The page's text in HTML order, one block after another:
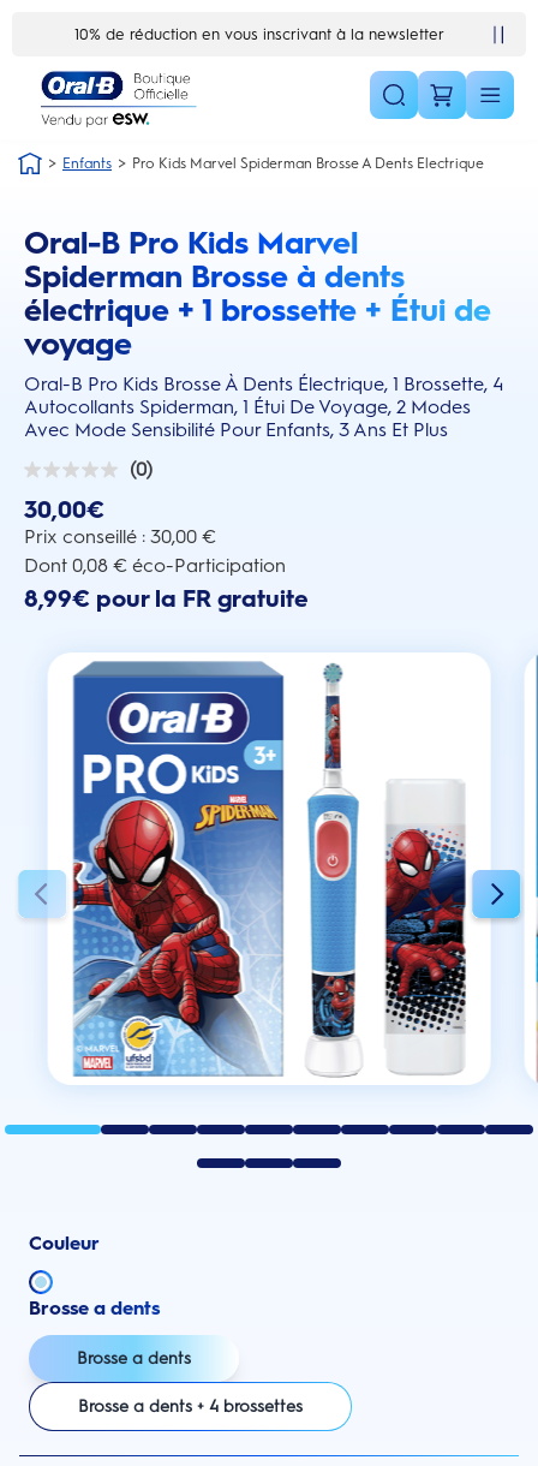
10% de réduction en vous inscrivant à la newsletter
Enfants Pro Kids Marvel Spiderman Brosse A Dents Electrique
Oral-B Pro Kids Marvel
Spiderman Brosse à dents
électrique + 1 brossette + Étui de
voyage
Oral-B Pro Kids Brosse À Dents Électrique, 1 Brossette, 4
Autocollants Spiderman, 1 Étui De Voyage, 2 Modes
Avec Mode Sensibilité Pour Enfants, 3 Ans Et Plus
this action will scroll you to the reviews section
(0)
0.0
5
étoiles.
30,00€
Prix conseillé : 30,00 €
Dont 0,08 € éco-Participation
8,99€ pour la FR gratuite
Couleur
Brosse a dents
Brosse a dents
Brosse a dents + 4 brossettes